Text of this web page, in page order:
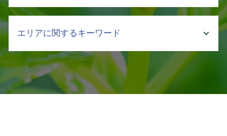
売掛金回収 裁判所
債権 取立
支払督促 流れ
強制執行 手続き
差し押さえ 手続き
債権 管理 回収
差押え 銀行
介護 企業 支援
介護 クレーム
介護事故 死亡
介護 対策
介護事故 報告書
遺産分割調停 不動産 評価
土地 明け渡し
相続 手続き 土地
テナント 立ち退き
土地 購入 契約書
コーポレートガバナンス 内部統制
ハラスメント 弊害
企業法務 法律事務所
会社の顧問弁護士 個人的な相談
企業 コンプライアンス 違反
エリアに関するキーワード
不動産トラブル 弁護士 相談 飯田橋
顧問弁護士 弁護士 相談 千代田区
債権回収 弁護士 相談 千代田区